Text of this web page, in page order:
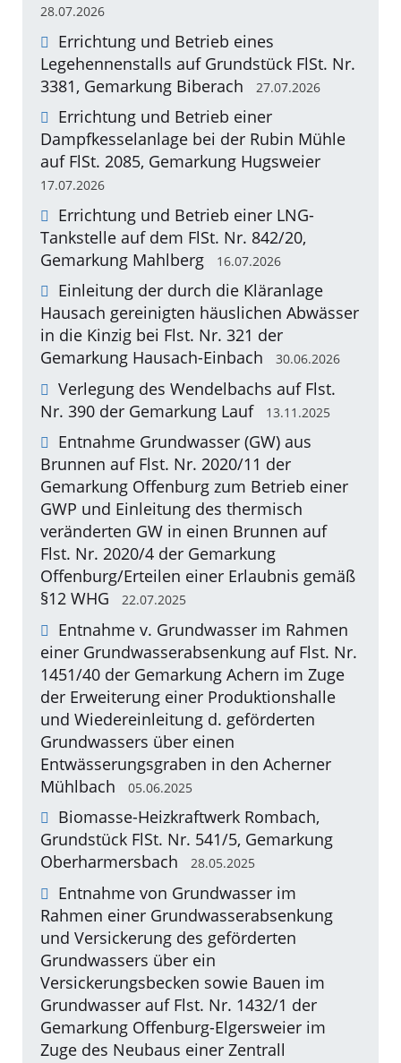
28.07.2026
Errichtung und Betrieb eines
Legehennenstalls auf Grundstück FlSt. Nr.
3381, Gemarkung Biberach
27.07.2026
Errichtung und Betrieb einer
Dampfkesselanlage bei der Rubin Mühle
auf FlSt. 2085, Gemarkung Hugsweier
17.07.2026
Errichtung und Betrieb einer LNG-
Tankstelle auf dem FlSt. Nr. 842/20,
Gemarkung Mahlberg
16.07.2026
Einleitung der durch die Kläranlage
Hausach gereinigten häuslichen Abwässer
in die Kinzig bei Flst. Nr. 321 der
Gemarkung Hausach-Einbach
30.06.2026
Verlegung des Wendelbachs auf Flst.
Nr. 390 der Gemarkung Lauf
13.11.2025
Entnahme Grundwasser (GW) aus
Brunnen auf Flst. Nr. 2020/11 der
Gemarkung Offenburg zum Betrieb einer
GWP und Einleitung des thermisch
veränderten GW in einen Brunnen auf
Flst. Nr. 2020/4 der Gemarkung
Offenburg/Erteilen einer Erlaubnis gemäß
§12 WHG
22.07.2025
Entnahme v. Grundwasser im Rahmen
einer Grundwasserabsenkung auf Flst. Nr.
1451/40 der Gemarkung Achern im Zuge
der Erweiterung einer Produktionshalle
und Wiedereinleitung d. geförderten
Grundwassers über einen
Entwässerungsgraben in den Acherner
Mühlbach
05.06.2025
Biomasse-Heizkraftwerk Rombach,
Grundstück FlSt. Nr. 541/5, Gemarkung
Oberharmersbach
28.05.2025
Entnahme von Grundwasser im
Rahmen einer Grundwasserabsenkung
und Versickerung des geförderten
Grundwassers über ein
Versickerungsbecken sowie Bauen im
Grundwasser auf Flst. Nr. 1432/1 der
Gemarkung Offenburg-Elgersweier im
Zuge des Neubaus einer Zentrall